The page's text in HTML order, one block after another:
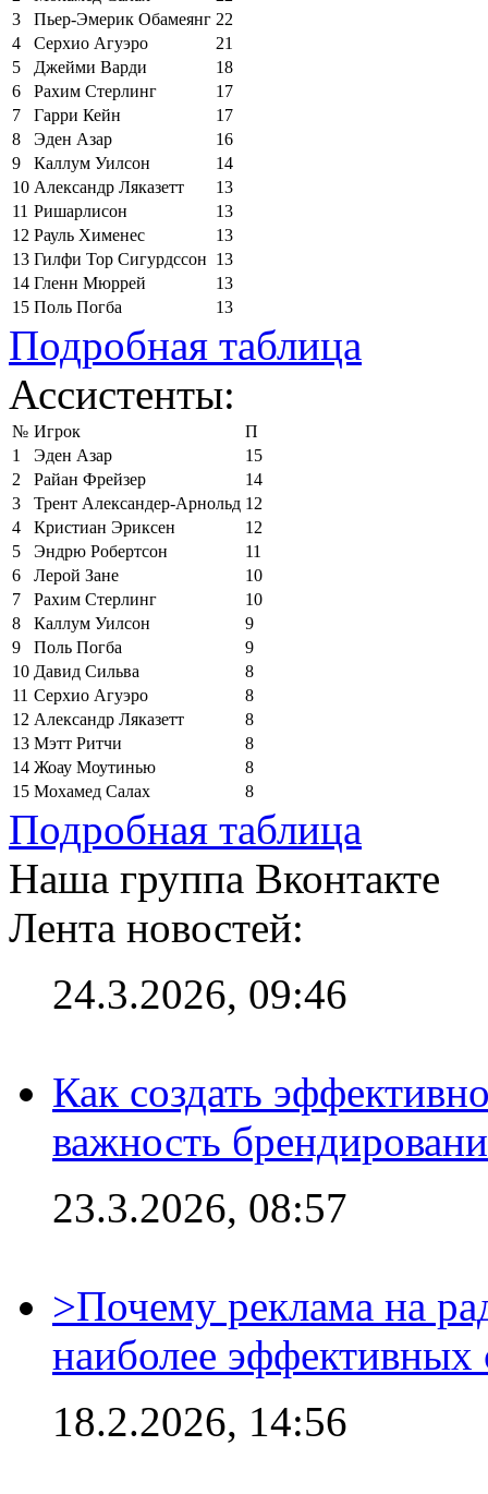
3
Пьер-Эмерик Обамеянг 22
4
Серхио Агуэро
21
5
Джейми Варди
18
6
Рахим Стерлинг
17
7
Гарри Кейн
17
8
Эден Азар
16
9
Каллум Уилсон
14
10 Александр Ляказетт
13
11 Ришарлисон
13
12 Рауль Хименес
13
13 Гилфи Тор Сигурдссон 13
14 Гленн Мюррей
13
15 Поль Погба 13
Подробная таблица
Ассистенты:
№ Игрок
П
1
Эден Азар
15
2
Райан Фрейзер
14
3
Трент Александер-Арнольд 12
4
Кристиан Эриксен
12
5
Эндрю Робертсон
11
6
Лерой Зане
10
7
Рахим Стерлинг
10
8
Каллум Уилсон
9
9
Поль Погба
9
10 Давид Сильва
8
11 Серхио Агуэро
8
12 Александр Ляказетт
8
13 Мэтт Ритчи
8
14 Жоау Моутинью
8
15 Мохамед Салах 8
Подробная таблица
Наша группа Вконтакте
Лента новостей:
24.3.2026, 09:46
Как создать
важность
23.3.2026, 08:57
>Почему реклама на
наиболее эффективных
18.2.2026, 14:56